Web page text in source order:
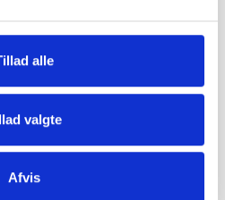
alle
valgte
Afvis